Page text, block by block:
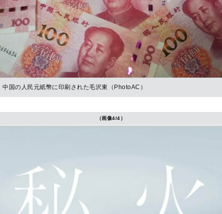
中国の人民元紙幣に印刷された毛沢東（PhotoAC）
（画像4/4）